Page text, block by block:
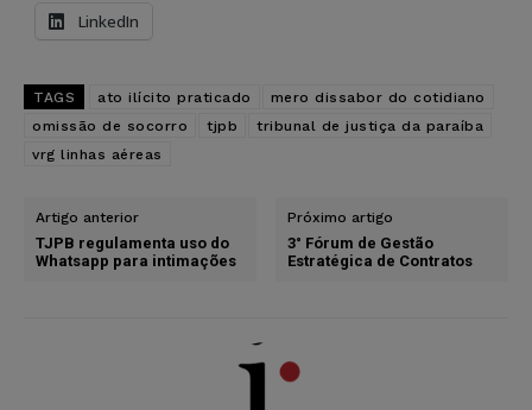
LinkedIn
TAGS ato ilícito praticado
mero dissabor do cotidiano
omissão de socorro
tjpb
tribunal de justiça da paraíba
vrg linhas aéreas
Artigo anterior
TJPB regulamenta uso do
Whatsapp para intimações
Próximo artigo
3° Fórum de Gestão
Estratégica de Contratos